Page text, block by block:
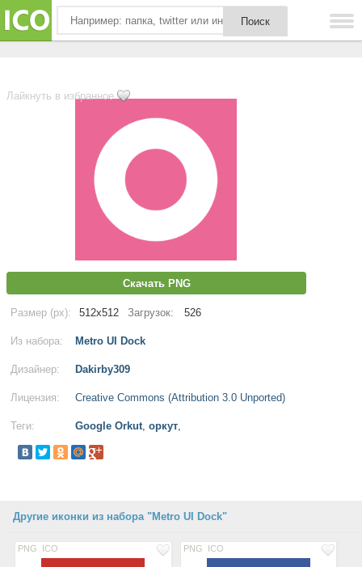
Лайкнуть в избранное
Скачать PNG
Размер (px): 512x512 Загрузок: 526
Из набора: Metro UI Dock
Дизайнер: Dakirby309
Лицензия: Creative Commons (Attribution 3.0 Unported)
Теги: Google Orkut, оркут,
Другие иконки из набора "Metro UI Dock"
PNG ICO PNG ICO